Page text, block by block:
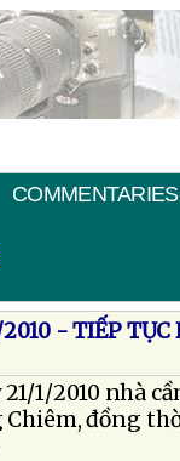
COMMENTARIES
- TIẾP TỤC
1/2010 nhà
đồng